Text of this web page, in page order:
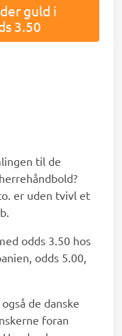
guld i
3.50
til de
er uden tvivl et
odds 3.50 hos
odds 5.00,
de danske
foran